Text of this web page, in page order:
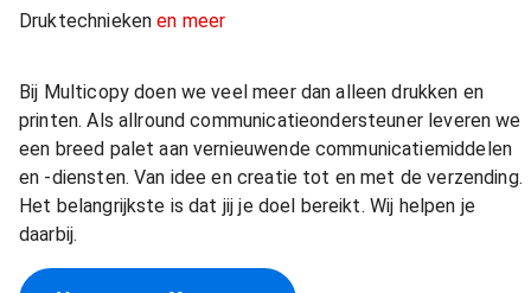
Druktechniekenen meer
Bij Multicopy doen we veel meer dan alleen drukken en
printen. Als allround communicatieondersteuner leveren we
een breed palet aan vernieuwende communicatiemiddelen
en -diensten. Van idee en creatie tot en met de verzending.
Het belangrijkste is dat jij je doel bereikt. Wij helpen je
daarbij.